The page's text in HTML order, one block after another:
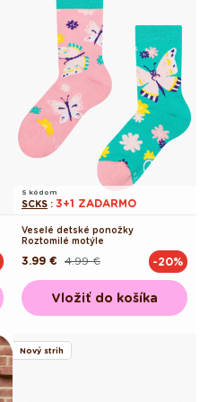
S kódom
SCKS : 3+1 ZADARMO
Veselé detské ponožky
Roztomilé motýle
Pôvodná4.99 €
Akciová
3.99 € -20%
Vložiť do košíka
Nový strih